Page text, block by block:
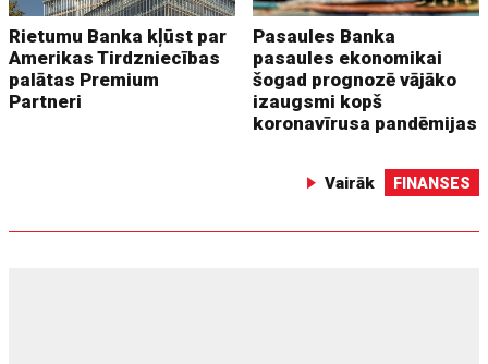
Rietumu Banka kļūst par
Amerikas Tirdzniecības
palātas Premium
Partneri
Pasaules Banka
pasaules ekonomikai
šogad prognozē vājāko
izaugsmi kopš
koronavīrusa pandēmijas
Vairāk FINANSES